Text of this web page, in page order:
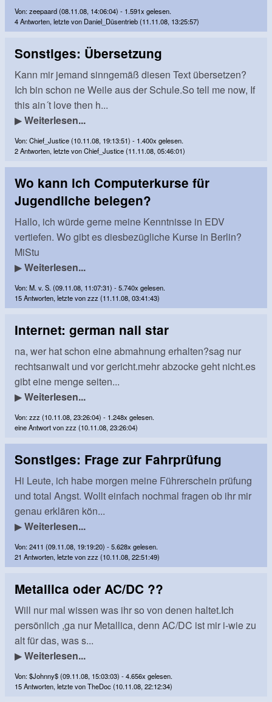
Von: zeepaard (08.11.08, 14:06:04) - 1.591x gelesen.
4 Antworten, letzte von Daniel_Düsentrieb (11.11.08, 13:25:57)
Sonstiges: Übersetzung
Kann mir jemand sinngemäß diesen Text übersetzen?
Ich bin schon ne Weile aus der Schule.So tell me now, If
this ain´t love then h...
▶Weiterlesen...
Von: Chief_Justice (10.11.08, 19:13:51) - 1.400x gelesen.
2 Antworten, letzte von Chief_Justice (11.11.08, 05:46:01)
Wo kann ich Computerkurse für
Jugendliche belegen?
Hallo, ich würde gerne meine Kenntnisse in EDV
vertiefen. Wo gibt es diesbezügliche Kurse in Berlin?
MiStu
▶Weiterlesen...
Von: M. v. S. (09.11.08, 11:07:31) - 5.740x gelesen.
15 Antworten, letzte von zzz (11.11.08, 03:41:43)
Internet: german nail star
na, wer hat schon eine abmahnung erhalten?sag nur
rechtsanwalt und vor gericht.mehr abzocke geht nicht.es
gibt eine menge seiten...
▶Weiterlesen...
Von: zzz (10.11.08, 23:26:04) - 1.248x gelesen.
eine Antwort von zzz (10.11.08, 23:26:04)
Sonstiges: Frage zur Fahrprüfung
Hi Leute, ich habe morgen meine Führerschein prüfung
und total Angst. Wollt einfach nochmal fragen ob ihr mir
genau erklären kön...
▶Weiterlesen...
Von: 2411 (09.11.08, 19:19:20) - 5.628x gelesen.
21 Antworten, letzte von zzz (10.11.08, 22:51:49)
Metallica oder AC/DC ??
Will nur mal wissen was ihr so von denen haltet.Ich
persönlich ,ga nur Metallica, denn AC/DC ist mir i-wie zu
alt für das, was s...
▶Weiterlesen...
Von: $Johnny$ (09.11.08, 15:03:03) - 4.656x gelesen.
15 Antworten, letzte von TheDoc (10.11.08, 22:12:34)